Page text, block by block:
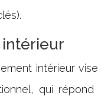
intérieur
qui